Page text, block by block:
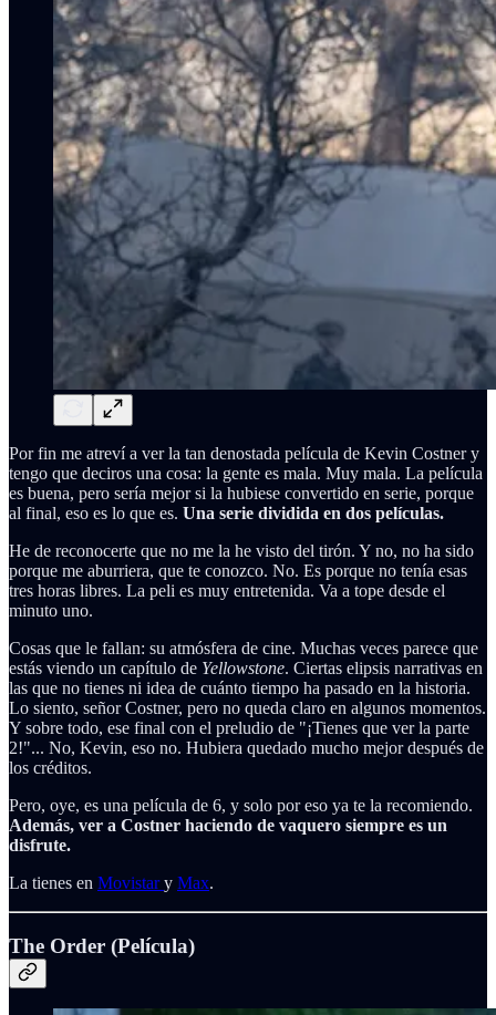
Por fin me atreví a ver la tan denostada película de Kevin Costner y
tengo que deciros una cosa: la gente es mala. Muy mala. La película
es buena, pero sería mejor si la hubiese convertido en serie, porque
al final, eso es lo que es. Una serie dividida en dos películas.
He de reconocerte que no me la he visto del tirón. Y no, no ha sido
porque me aburriera, que te conozco. No. Es porque no tenía esas
tres horas libres. La peli es muy entretenida. Va a tope desde el
minuto uno.
Cosas que le fallan: su atmósfera de cine. Muchas veces parece que
estás viendo un capítulo de Yellowstone. Ciertas elipsis narrativas en
las que no tienes ni idea de cuánto tiempo ha pasado en la historia.
Lo siento, señor Costner, pero no queda claro en algunos momentos.
Y sobre todo, ese final con el preludio de "¡Tienes que ver la parte
2!"... No, Kevin, eso no. Hubiera quedado mucho mejor después de
los créditos.
Pero, oye, es una película de 6, y solo por eso ya te la recomiendo.
Además, ver a Costner haciendo de vaquero siempre es un
disfrute.
La tienes en Movistary Max.
The Order (Película)